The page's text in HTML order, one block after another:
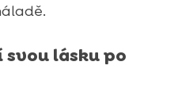
lásku po